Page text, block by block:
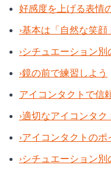
好感度を上げる表情
›基本は「自然な笑顔
›シチュエーション別
›鏡の前で練習しよう
アイコンタクトで信
›適切なアイコンタク
›アイコンタクトのポ
›シチュエーション別